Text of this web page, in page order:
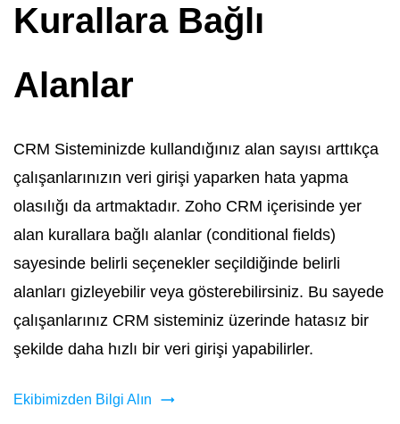
Kurallara Bağlı
Alanlar
CRM Sisteminizde kullandığınız alan sayısı arttıkça
çalışanlarınızın veri girişi yaparken hata yapma
olasılığı da artmaktadır. Zoho CRM içerisinde yer
alan kurallara bağlı alanlar (conditional fields)
sayesinde belirli seçenekler seçildiğinde belirli
alanları gizleyebilir veya gösterebilirsiniz. Bu sayede
çalışanlarınız CRM sisteminiz üzerinde hatasız bir
şekilde daha hızlı bir veri girişi yapabilirler.
Ekibimizden Bilgi Alın